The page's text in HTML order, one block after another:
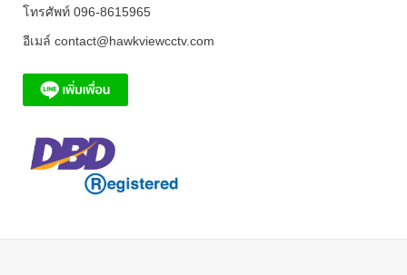
โทรศัพท์ 096-8615965
อีเมล์ contact@hawkviewcctv.com